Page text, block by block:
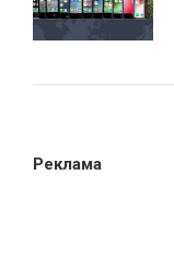
Реклама